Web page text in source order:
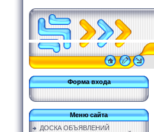
Форма входа
Меню сайта
ДОСКА ОБЪЯВЛЕНИЙ